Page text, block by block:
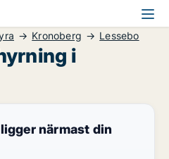
Kronoberg Lessebo
i
närmast din